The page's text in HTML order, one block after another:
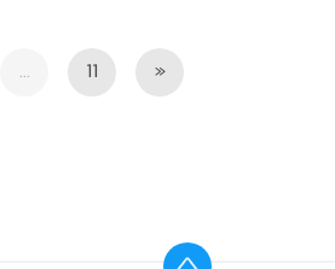
... 11 »Next